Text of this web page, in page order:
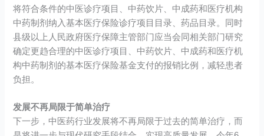
将符合条件的中医诊疗项目、中药饮片、中成药和医疗机构
中药制剂纳入基本医疗保险诊疗项目目录、药品目录。同时
县级以上人民政府医疗保障主管部门应当会同相关部门研究
确定更趋合理的中医诊疗项目、中药饮片、中成药和医疗机
构中药制剂的基本医疗保险基金支付的报销比例，减轻患者
负担。
发展不再局限于简单治疗
下一步，中医药行业发展将不再局限于过去的简单治疗，而